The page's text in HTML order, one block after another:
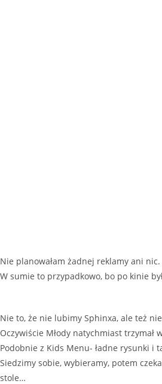
Nie planowałam żadnej reklamy ani
W sumie to przypadkowo, bo po kinie
Nie to, że nie lubimy Sphinxa, ale też
Oczywiście Młody natychmiast
Podobnie z Kids Menu- ładne rysunki i
Siedzimy sobie, wybieramy, potem
stole…